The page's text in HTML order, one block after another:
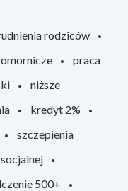
rodziców
praca
niższe
kredyt 2%
szczepienia
500+